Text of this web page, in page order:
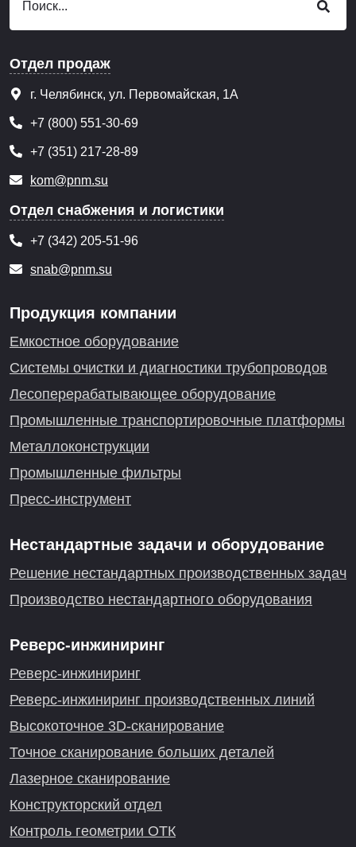
Отдел продаж
г. Челябинск, ул. Первомайская, 1А
+7 (800) 551-30-69
+7 (351) 217-28-89
kom@pnm.su
Отдел снабжения и логистики
+7 (342) 205-51-96
snab@pnm.su
Продукция компании
Емкостное оборудование
Системы очистки и диагностики трубопроводов
Лесоперерабатывающее оборудование
Промышленные транспортировочные платформы
Металлоконструкции
Промышленные фильтры
Пресс-инструмент
Нестандартные задачи и оборудование
Решение нестандартных производственных задач
Производство нестандартного оборудования
Реверс-инжиниринг
Реверс-инжиниринг
Реверс-инжиниринг производственных линий
Высокоточное 3D-сканирование
Точное сканирование больших деталей
Лазерное сканирование
Конструкторский отдел
Контроль геометрии ОТК